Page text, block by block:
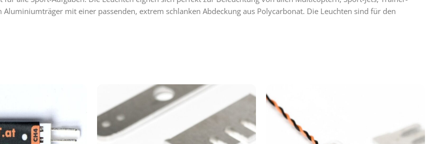
mit einer passenden, extrem schlanken Abdeckung aus Polycarbonat. Die Leuchten sind für den